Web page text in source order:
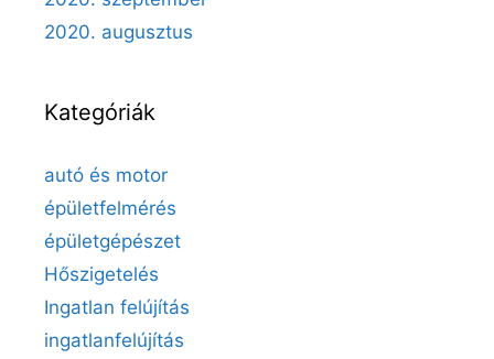
2020. augusztus
Kategóriák
autó és motor
épületfelmérés
épületgépészet
Hőszigetelés
Ingatlan felújítás
ingatlanfelújítás